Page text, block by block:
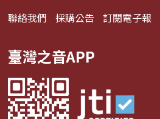
聯絡我們 採購公告 訂閱電子報
臺灣之音APP